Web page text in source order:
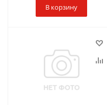
В корзину